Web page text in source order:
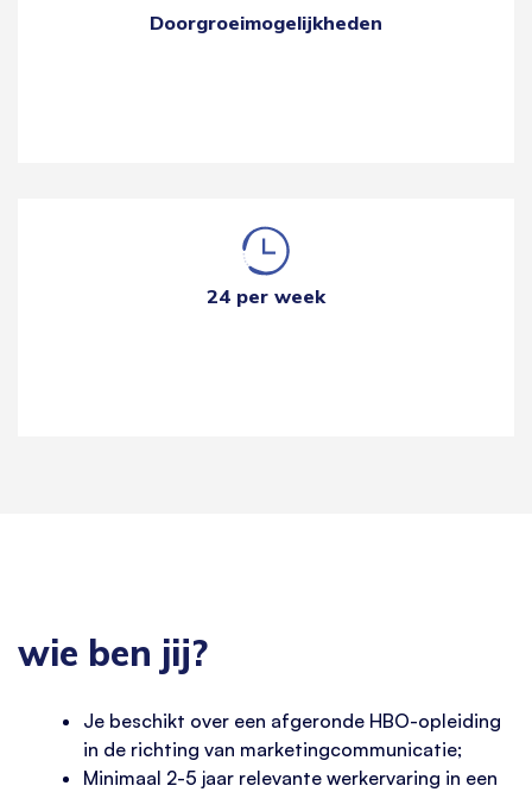
Doorgroeimogelijkheden
24 per week
wie ben jij?
Je beschikt over een afgeronde HBO-opleiding
in de richting van marketingcommunicatie;
Minimaal 2-5 jaar relevante werkervaring in een